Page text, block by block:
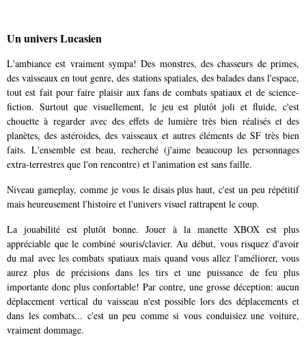
Un univers Lucasien
L'ambiance est vraiment sympa! Des monstres, des chasseurs de primes,
des vaisseaux en tout genre, des stations spatiales, des balades dans l'espace,
tout est fait pour faire plaisir aux fans de combats spatiaux et de science-
fiction. Surtout que visuellement, le jeu est plutôt joli et fluide, c'est
chouette à regarder avec des effets de lumière très bien réalisés et des
planètes, des astéroides, des vaisseaux et autres éléments de SF très bien
faits. L'ensemble est beau, recherché (j'aime beaucoup les personnages
extra-terrestres que l'on rencontre) et l'animation est sans faille.
Niveau gameplay, comme je vous le disais plus haut, c'est un peu répétitif
mais heureusement l'histoire et l'univers visuel rattrapent le coup.
La jouabilité est plutôt bonne. Jouer à la manette XBOX est plus
appréciable que le combiné souris/clavier. Au début, vous risquez d'avoir
du mal avec les combats spatiaux mais quand vous allez l'améliorer, vous
aurez plus de précisions dans les tirs et une puissance de feu plus
importante donc plus confortable! Par contre, une grosse déception: aucun
déplacement vertical du vaisseau n'est possible lors des déplacements et
dans les combats... c'est un peu comme si vous conduisiez une voiture,
vraiment dommage.